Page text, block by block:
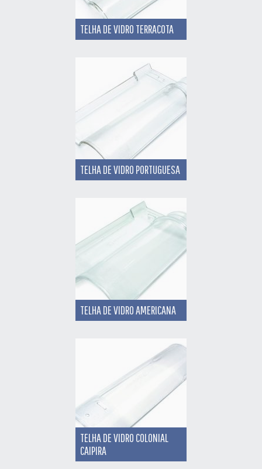
TELHA DE VIDRO TERRACOTA
TELHA DE VIDRO PORTUGUESA
TELHA DE VIDRO AMERICANA
TELHA DE VIDRO COLONIAL
CAIPIRA